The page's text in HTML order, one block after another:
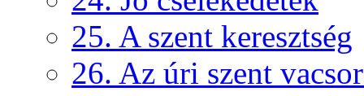
25. A szent keresztség
26. Az úri szent